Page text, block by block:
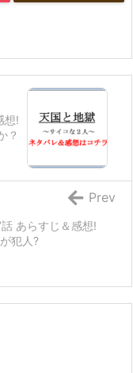
想!
？
あらすじ＆感想!
犯人?
Prev